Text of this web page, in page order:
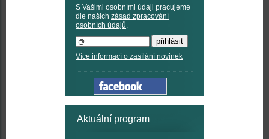
S Vašimi osobními údaji pracujeme
dle našich zásad zpracování
osobních údajů.
Více informací o zasílání novinek
Aktuální program